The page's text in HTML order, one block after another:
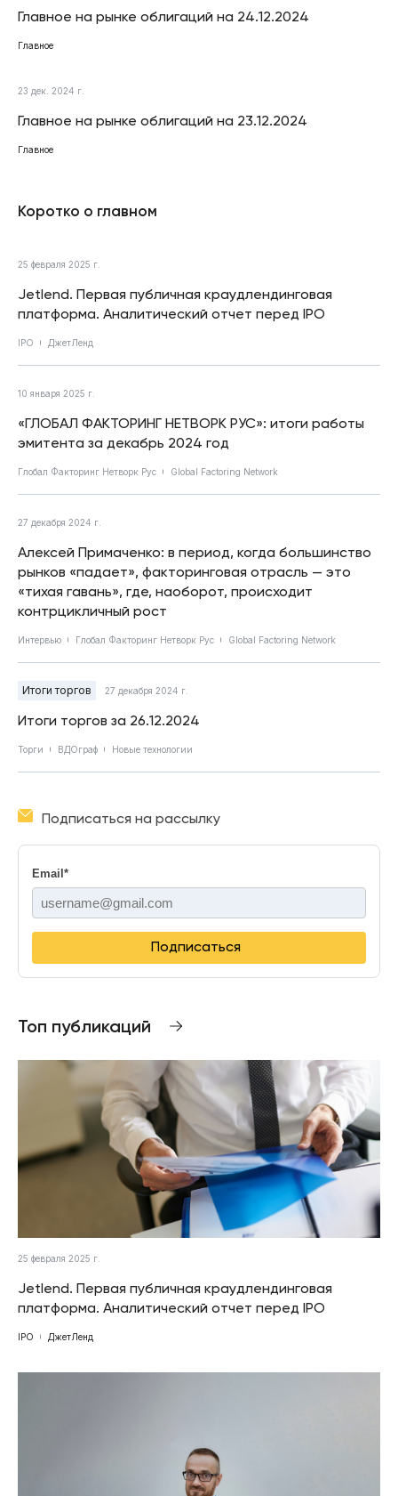
Главное на рынке облигаций на 24.12.2024
Главное
23 дек. 2024 г.
Главное на рынке облигаций на 23.12.2024
Главное
Коротко о главном
25 февраля 2025 г.
Jetlend. Первая публичная краудлендинговая
платформа. Аналитический отчет перед IPO
IPO ДжетЛенд
10 января 2025 г.
«ГЛОБАЛ ФАКТОРИНГ НЕТВОРК РУС»: итоги работы
эмитента за декабрь 2024 год
Глобал Факторинг Нетворк Рус Global Factoring Network
27 декабря 2024 г.
Алексей Примаченко: в период, когда большинство
рынков «падает», факторинговая отрасль — это
«тихая гавань», где, наоборот, происходит
контрцикличный рост
Интервью Глобал Факторинг Нетворк Рус Global Factoring Network
Итоги торгов 27 декабря 2024 г.
Итоги торгов за 26.12.2024
Торги ВДОграф Новые технологии
Подписаться на рассылку
Email *
Подписаться
Топ публикаций
25 февраля 2025 г.
Jetlend. Первая публичная краудлендинговая
платформа. Аналитический отчет перед IPO
IPO ДжетЛенд